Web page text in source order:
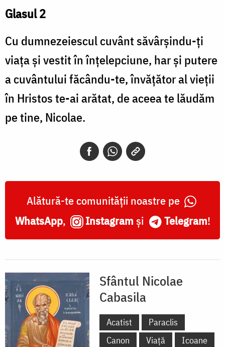
Glasul 2
Cu dumnezeiescul cuvânt săvârșindu-ți
viața și vestit în înțelepciune, har și putere
a cuvântului făcându-te, învățător al vieții
în Hristos te-ai arătat, de aceea te lăudăm
pe tine, Nicolae.
Alătură-te comunității noastre pe
WhatsApp, Instagram și Telegram!
Sfântul Nicolae
Cabasila
Acatist
Paraclis
Canon
Viață
Icoane